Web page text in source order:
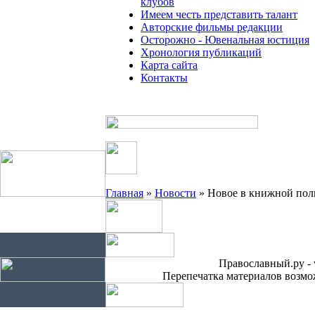
Имеем честь представить талант
Авторские фильмы редакции
Осторожно - Ювенальная юстиция
Хронология публикаций
Карта сайта
Контакты
Главная » Новости » Новое в книжной
Православный.ру -
Перепечатка материалов